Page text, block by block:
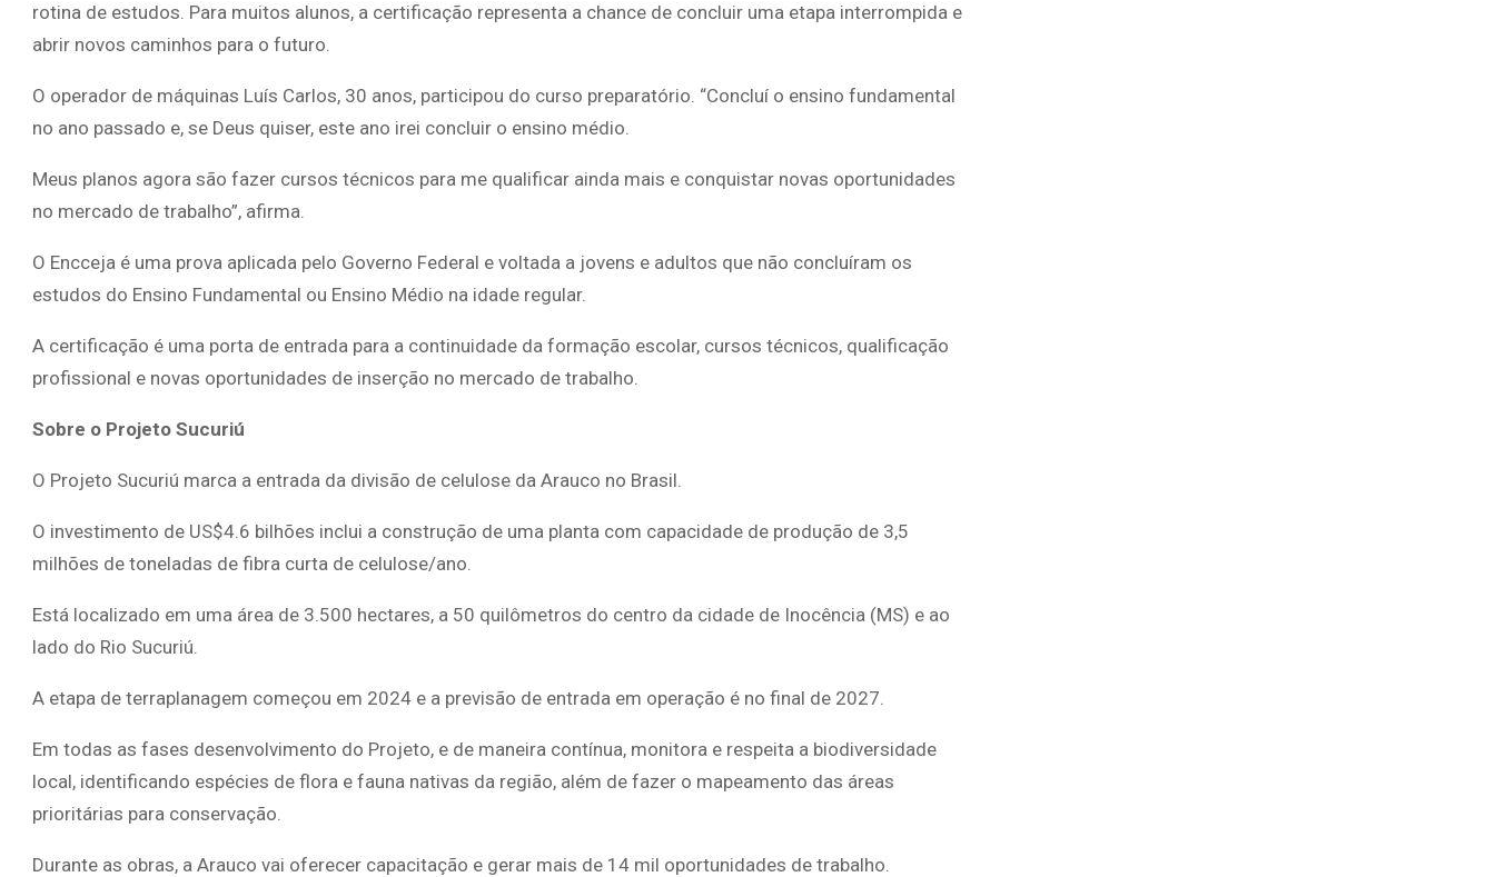
rotina de estudos. Para muitos alunos, a certificação representa a chance de concluir uma etapa interrompida e
abrir novos caminhos para o futuro.
O operador de máquinas Luís Carlos, 30 anos, participou do curso preparatório. “Concluí o ensino fundamental
no ano passado e, se Deus quiser, este ano irei concluir o ensino médio.
Meus planos agora são fazer cursos técnicos para me qualificar ainda mais e conquistar novas oportunidades
no mercado de trabalho”, afirma.
O Encceja é uma prova aplicada pelo Governo Federal e voltada a jovens e adultos que não concluíram os
estudos do Ensino Fundamental ou Ensino Médio na idade regular.
A certificação é uma porta de entrada para a continuidade da formação escolar, cursos técnicos, qualificação
profissional e novas oportunidades de inserção no mercado de trabalho.
Sobre o Projeto Sucuriú
O Projeto Sucuriú marca a entrada da divisão de celulose da Arauco no Brasil.
O investimento de US$4.6 bilhões inclui a construção de uma planta com capacidade de produção de 3,5
milhões de toneladas de fibra curta de celulose/ano.
Está localizado em uma área de 3.500 hectares, a 50 quilômetros do centro da cidade de Inocência (MS) e ao
lado do Rio Sucuriú.
A etapa de terraplanagem começou em 2024 e a previsão de entrada em operação é no final de 2027.
Em todas as fases desenvolvimento do Projeto, e de maneira contínua, monitora e respeita a biodiversidade
local, identificando espécies de flora e fauna nativas da região, além de fazer o mapeamento das áreas
prioritárias para conservação.
Durante as obras, a Arauco vai oferecer capacitação e gerar mais de 14 mil oportunidades de trabalho.